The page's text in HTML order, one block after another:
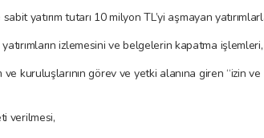
yatırım tutarı 10 milyon TL’yi aşmayan
izlemesini ve belgelerin kapatma işlemleri,
ve kuruluşlarının görev ve yetki alanına giren “izin
verilmesi,